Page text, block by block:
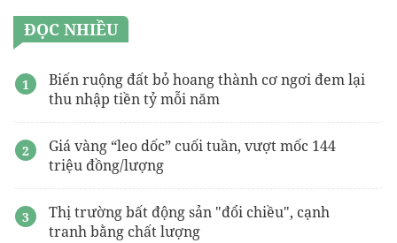
ĐỌC NHIỀU
Biến ruộng đất bỏ hoang thành cơ ngơi đem lại
thu nhập tiền tỷ mỗi năm
Giá vàng “leo dốc” cuối tuần, vượt mốc 144
triệu đồng/lượng
Thị trường bất động sản "đổi chiều", cạnh
tranh bằng chất lượng